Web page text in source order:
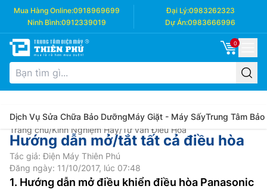
Mua Hàng Online:0918969699 Đại Lý:0983262323
Ninh Bình:0912339019 Dự Án:0983666996
0
Dịch Vụ Sửa Chữa Bảo DưỡngMáy Giặt - Máy SấyTrung Tâm Bảo
Trang chủ/Kinh Nghiệm Hay/Tư vấn Điều Hòa
Hướng dẫn mở/tắt tất cả điều hòa
Tác giả: Điện Máy Thiên Phú
Đăng ngày: 11/10/2017, lúc 07:48
1. Hướng dẫn mở điều khiển điều hòa Panasonic